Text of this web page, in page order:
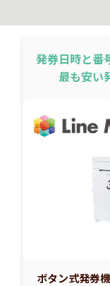
発券日時と番
最も安い
ボタン式発券